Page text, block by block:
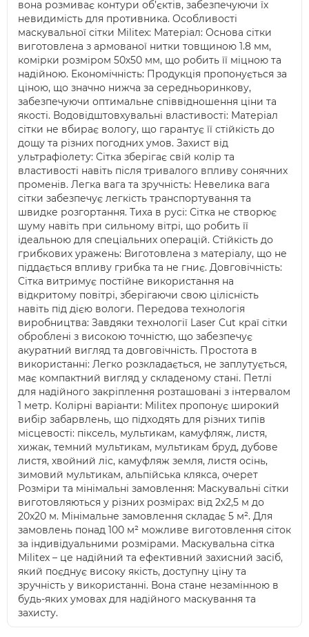
вона розмиває контури об’єктів, забезпечуючи їх
невидимість для противника. Особливості
маскувальної сітки Militex: Матеріал: Основа сітки
виготовлена з армованої нитки товщиною 1.8 мм,
комірки розміром 50х50 мм, що робить її міцною та
надійною. Економічність: Продукція пропонується за
ціною, що значно нижча за середньоринкову,
забезпечуючи оптимальне співвідношення ціни та
якості. Водовідштовхувальні властивості: Матеріал
сітки не вбирає вологу, що гарантує її стійкість до
дощу та різних погодних умов. Захист від
ультрафіолету: Сітка зберігає свій колір та
властивості навіть після тривалого впливу сонячних
променів. Легка вага та зручність: Невелика вага
сітки забезпечує легкість транспортування та
швидке розгортання. Тиха в русі: Сітка не створює
шуму навіть при сильному вітрі, що робить її
ідеальною для спеціальних операцій. Стійкість до
грибкових уражень: Виготовлена з матеріалу, що не
піддається впливу грибка та не гниє. Довговічність:
Сітка витримує постійне використання на
відкритому повітрі, зберігаючи свою цілісність
навіть під дією вологи. Передова технологія
виробництва: Завдяки технології Laser Cut краї сітки
оброблені з високою точністю, що забезпечує
акуратний вигляд та довговічність. Простота в
використанні: Легко розкладається, не заплутується,
має компактний вигляд у складеному стані. Петлі
для надійного закріплення розташовані з інтервалом
1 метр. Колірні варіанти: Militex пропонує широкий
вибір забарвлень, що підходять для різних типів
місцевості: піксель, мультикам, камуфляж, листя,
хижак, темний мультикам, мультикам бруд, дубове
листя, хвойний ліс, камуфляж земля, листя осінь,
зимовий мультикам, альпійська клякса, очерет
Розміри та мінімальні замовлення: Маскувальні сітки
виготовляються у різних розмірах: від 2х2,5 м до
20х20 м. Мінімальне замовлення складає 5 м². Для
замовлень понад 100 м² можливе виготовлення сіток
за індивідуальними розмірами. Маскувальна сітка
Militex – це надійний та ефективний захисний засіб,
який поєднує високу якість, доступну ціну та
зручність у використанні. Вона стане незамінною в
будь-яких умовах для надійного маскування та
захисту.